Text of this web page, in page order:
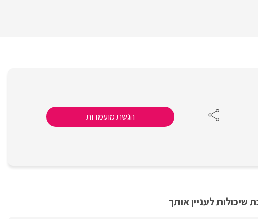
הגשת מועמדות
לעניין אותך